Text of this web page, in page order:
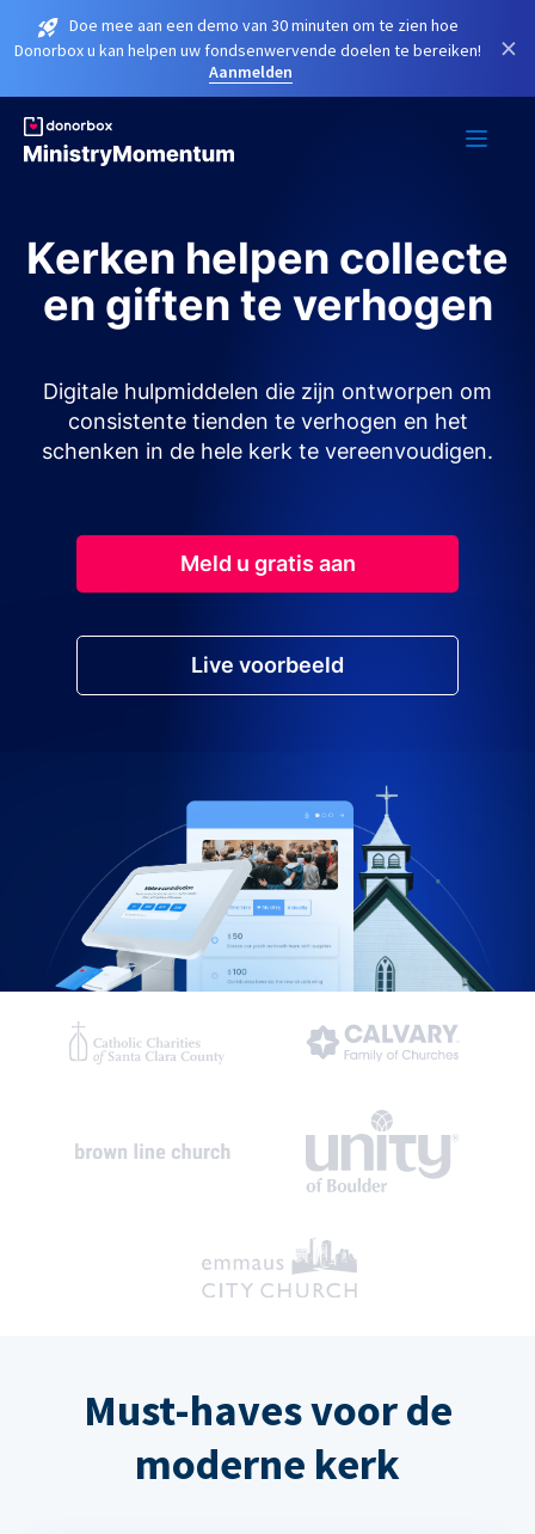
Doe mee aan een demo van 30 minuten om te zien hoe
Donorbox u kan helpen uw fondsenwervende doelen te bereiken!
Aanmelden
×
Kerken helpen collecte
en giften te verhogen
Digitale hulpmiddelen die zijn ontworpen om
consistente tienden te verhogen en het
schenken in de hele kerk te vereenvoudigen.
Meld u gratis aan
Live voorbeeld
Must-haves voor de
moderne kerk